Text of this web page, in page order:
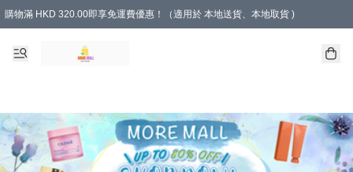
購物滿 HKD 320.00即享免運費優惠！（適用於 本地送貨、本地取貨 )